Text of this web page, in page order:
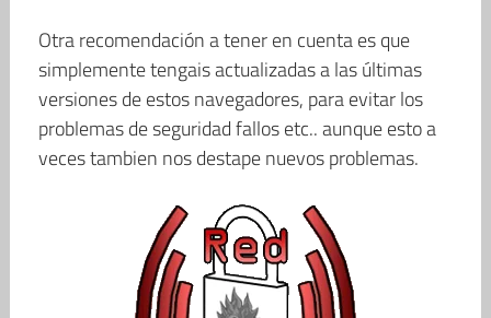
Otra recomendación a tener en cuenta es que
simplemente tengais actualizadas a las últimas
versiones de estos navegadores, para evitar los
problemas de seguridad fallos etc.. aunque esto a
veces tambien nos destape nuevos problemas.